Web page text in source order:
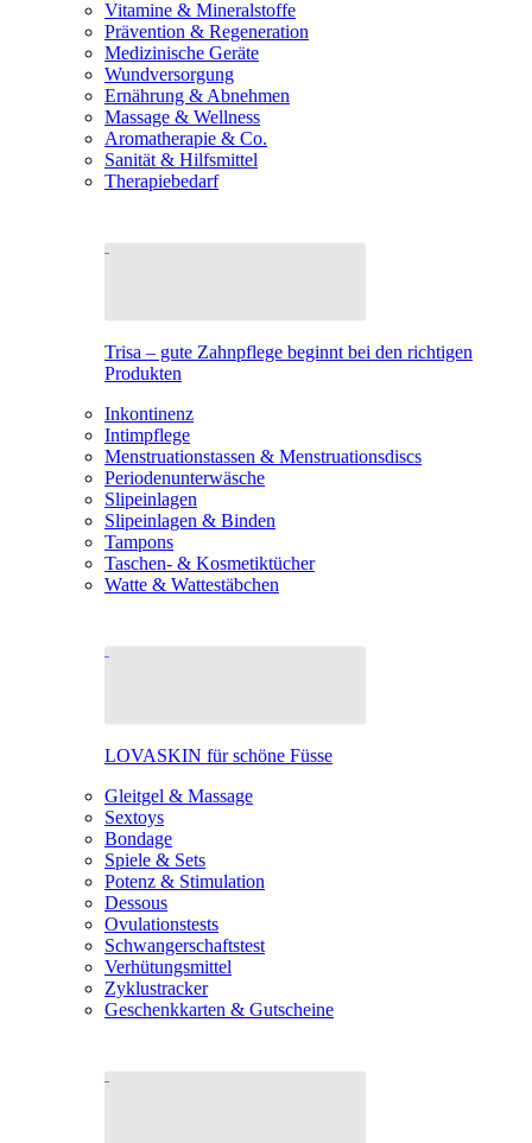
Vitamine & Mineralstoffe
Prävention & Regeneration
Medizinische Geräte
Wundversorgung
Ernährung & Abnehmen
Massage & Wellness
Aromatherapie & Co.
Sanität & Hilfsmittel
Therapiebedarf
Trisa – gute Zahnpflege beginnt bei den richtigen
Produkten
Inkontinenz
Intimpflege
Menstruationstassen & Menstruationsdiscs
Periodenunterwäsche
Slipeinlagen
Slipeinlagen & Binden
Tampons
Taschen- & Kosmetiktücher
Watte & Wattestäbchen
LOVASKIN für schöne Füsse
Gleitgel & Massage
Sextoys
Bondage
Spiele & Sets
Potenz & Stimulation
Dessous
Ovulationstests
Schwangerschaftstest
Verhütungsmittel
Zyklustracker
Geschenkkarten & Gutscheine